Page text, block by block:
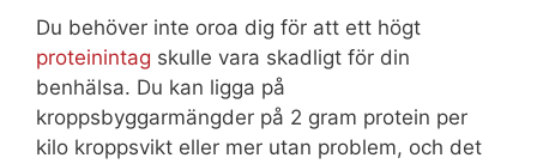
Du behöver inte oroa dig för att ett högt
proteinintag skulle vara skadligt för din
benhälsa. Du kan ligga på
kroppsbyggarmängder på 2 gram protein per
kilo kroppsvikt eller mer utan problem, och det